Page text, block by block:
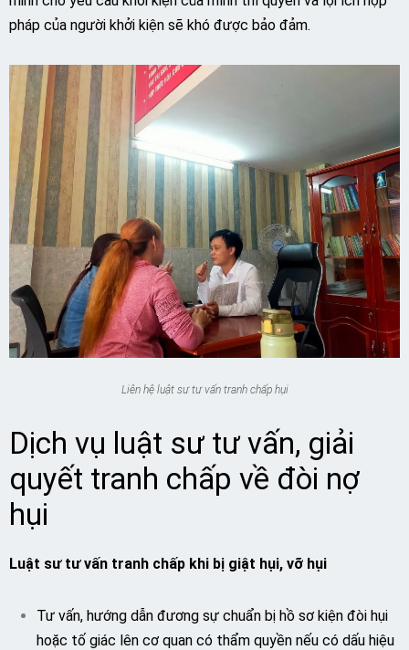
pháp của người khởi kiện sẽ khó được bảo đảm.
Liên hệ luật sư tư vấn tranh chấp hụi
Dịch vụ luật sư tư vấn, giải
quyết tranh chấp về đòi nợ
hụi
Luật sư tư vấn tranh chấp khi bị giật hụi, vỡ hụi
Tư vấn, hướng dẫn đương sự chuẩn bị hồ sơ kiện đòi hụi
hoặc tố giác lên cơ quan có thẩm quyền nếu có dấu hiệu